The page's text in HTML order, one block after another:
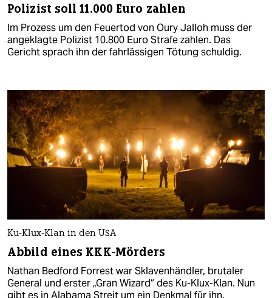
Polizist soll 11.000 Euro zahlen
Im Prozess um den Feuertod von Oury Jalloh muss der
angeklagte Polizist 10.800 Euro Strafe zahlen. Das
Gericht sprach ihn der fahrlässigen Tötung schuldig.
Ku-Klux-Klan in den USA
Abbild eines KKK-Mörders
Nathan Bedford Forrest war Sklavenhändler, brutaler
General und erster „Gran Wizard“ des Ku-Klux-Klan. Nun
gibt es in Alabama Streit um ein Denkmal für ihn.